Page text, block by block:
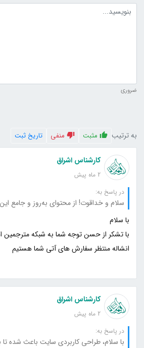
متن دیدگاه
ضروری
به ترتیب مثبت منفی تاریخ ثبت
کارشناس اشراق
2 ماه پیش
در پاسخ به:
انشاله منتظر سفارش های آتی شما هستیم
کارشناس اشراق
2 ماه پیش
در پاسخ به: